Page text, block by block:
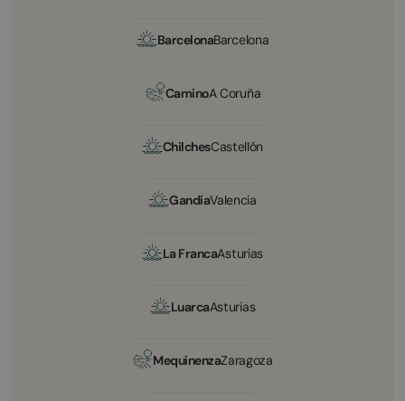
BarcelonaBarcelona
CaminoA Coruña
ChilchesCastellón
GandíaValencia
La FrancaAsturias
LuarcaAsturias
MequinenzaZaragoza